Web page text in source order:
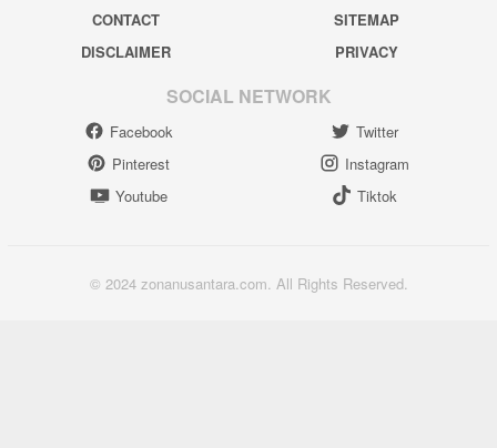
CONTACT
SITEMAP
DISCLAIMER
PRIVACY
SOCIAL NETWORK
Facebook
Twitter
Pinterest
Instagram
Youtube
Tiktok
© 2024 zonanusantara.com. All Rights Reserved.